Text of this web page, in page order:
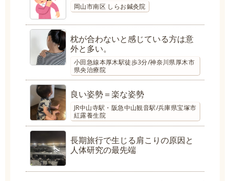
岡山市南区 しらお鍼灸院
枕が合わないと感じている方は意
外と多い。
小田急線本厚木駅徒歩3分/神奈川県厚木市
県央治療院
良い姿勢＝楽な姿勢
JR中山寺駅・阪急中山観音駅/兵庫県宝塚市
紅露養生院
長期旅行で生じる肩こりの原因と
人体研究の最先端